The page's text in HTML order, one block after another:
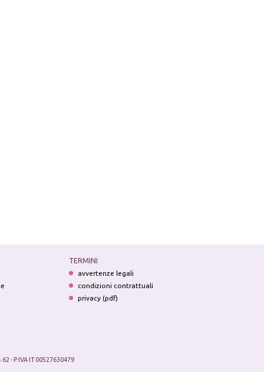
TERMINI
avvertenze legali
condizioni contrattuali
privacy (pdf)
- P.IVA IT 00527630479